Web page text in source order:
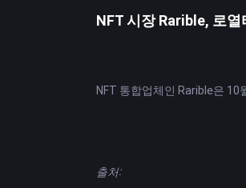
NFT 시장 Rarible, 로
NFT 통합업체인 Rarible은 10
출처: